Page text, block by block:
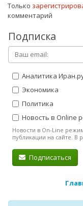
Только
комментарий
Подписка
Аналитика
Экономика
Политика
Новость в Online
Новости в On-Line
публикации на сайте. В
Подписаться